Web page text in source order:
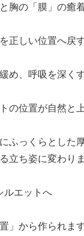
胸の「膜」の癒
正しい位置へ戻
め、呼吸を深く
の位置が自然と
ふっくらとした
立ち姿に変わりま
エットへ
」から作られます